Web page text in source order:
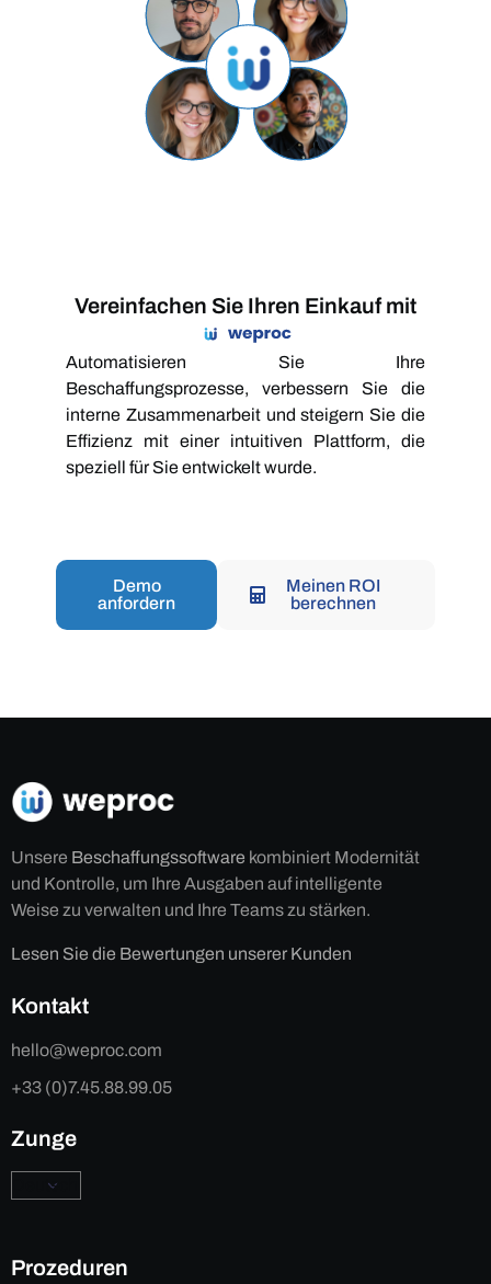
Vereinfachen Sie Ihren Einkauf mit
Automatisieren Sie Ihre
Beschaffungsprozesse, verbessern Sie die
interne Zusammenarbeit und steigern Sie die
Effizienz mit einer intuitiven Plattform, die
speziell für Sie entwickelt wurde.
Demo
anfordern
Meinen ROI
berechnen
Unsere Beschaffungssoftware kombiniert Modernität
und Kontrolle, um Ihre Ausgaben auf intelligente
Weise zu verwalten und Ihre Teams zu stärken.
Lesen Sie die Bewertungen unserer Kunden
Kontakt
hello@weproc.com
+33 (0)7.45.88.99.05
Zunge
Prozeduren